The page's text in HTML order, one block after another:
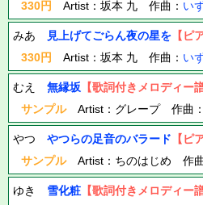
330円
Artist：坂本 九 作曲： い
みあ 見上げてごらん夜の星を 【ピ
330円
Artist：坂本 九 作曲： い
むえ 無縁坂 【歌詞付きメロディー譜
サンプルArtist：グレープ 作曲：
やつ やつらの足音のバラード 【ピ
サンプルArtist：ちのはじめ 作曲
ゆき 雪化粧 【歌詞付きメロディー譜